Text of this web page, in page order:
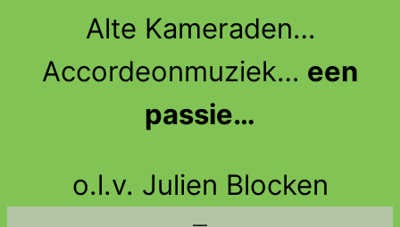
inhoud
Alte Kameraden…
Accordeonmuziek… een
passie…
o.l.v. Julien Blocken